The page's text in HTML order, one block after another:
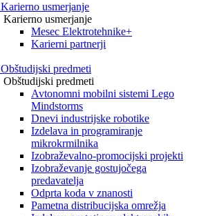
Karierno usmerjanje
Karierno usmerjanje
Mesec Elektrotehnike+
Karierni partnerji
Obštudijski predmeti
Obštudijski predmeti
Avtonomni mobilni sistemi Lego
Mindstorms
Dnevi industrijske robotike
Izdelava in programiranje
mikrokrmilnika
Izobraževalno-promocijski projekti
Izobraževanje gostujočega
predavatelja
Odprta koda v znanosti
Pametna distribucijska omrežja